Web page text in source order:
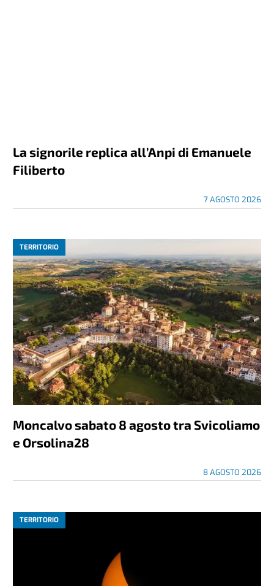
La signorile replica all’Anpi di Emanuele
Filiberto
7 AGOSTO 2026
TERRITORIO
Moncalvo sabato 8 agosto tra Svicoliamo
e Orsolina28
8 AGOSTO 2026
TERRITORIO